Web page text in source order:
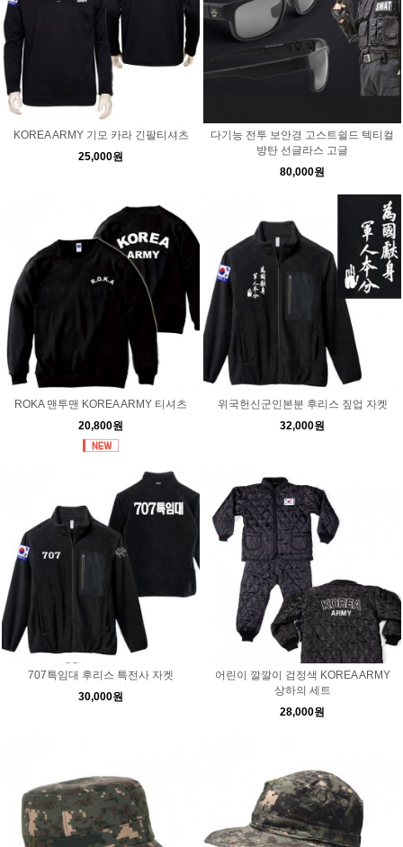
KOREA ARMY 기모 카라 긴팔티셔츠
25,000원
다기능 전투 보안경 고스트쉴드 텍티컬
방탄 선글라스 고글
80,000원
ROKA 맨투맨 KOREA ARMY 티셔츠
20,800원
위국헌신군인본분 후리스 짚업 자켓
32,000원
707특임대 후리스 특전사 자켓
30,000원
어린이 깔깔이 검정색 KOREA ARMY
상하의 세트
28,000원